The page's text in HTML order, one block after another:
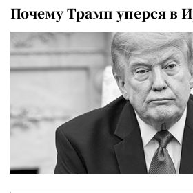
Почему Трамп уперся в